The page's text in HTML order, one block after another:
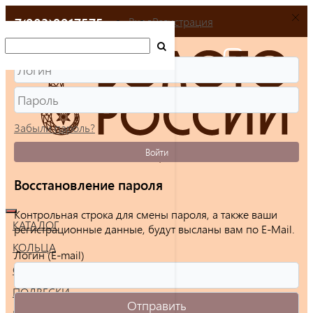
+7(903)9917575
КАТАЛОГ
КОЛЬЦА
СЕРЬГИ
ПОДВЕСКИ
ВходРегистрация
Забыли пароль?
Войти
Восстановление пароля
Контрольная строка для смены пароля, а также ваши
регистрационные данные, будут высланы вам по E-Mail.
Логин (E-mail)